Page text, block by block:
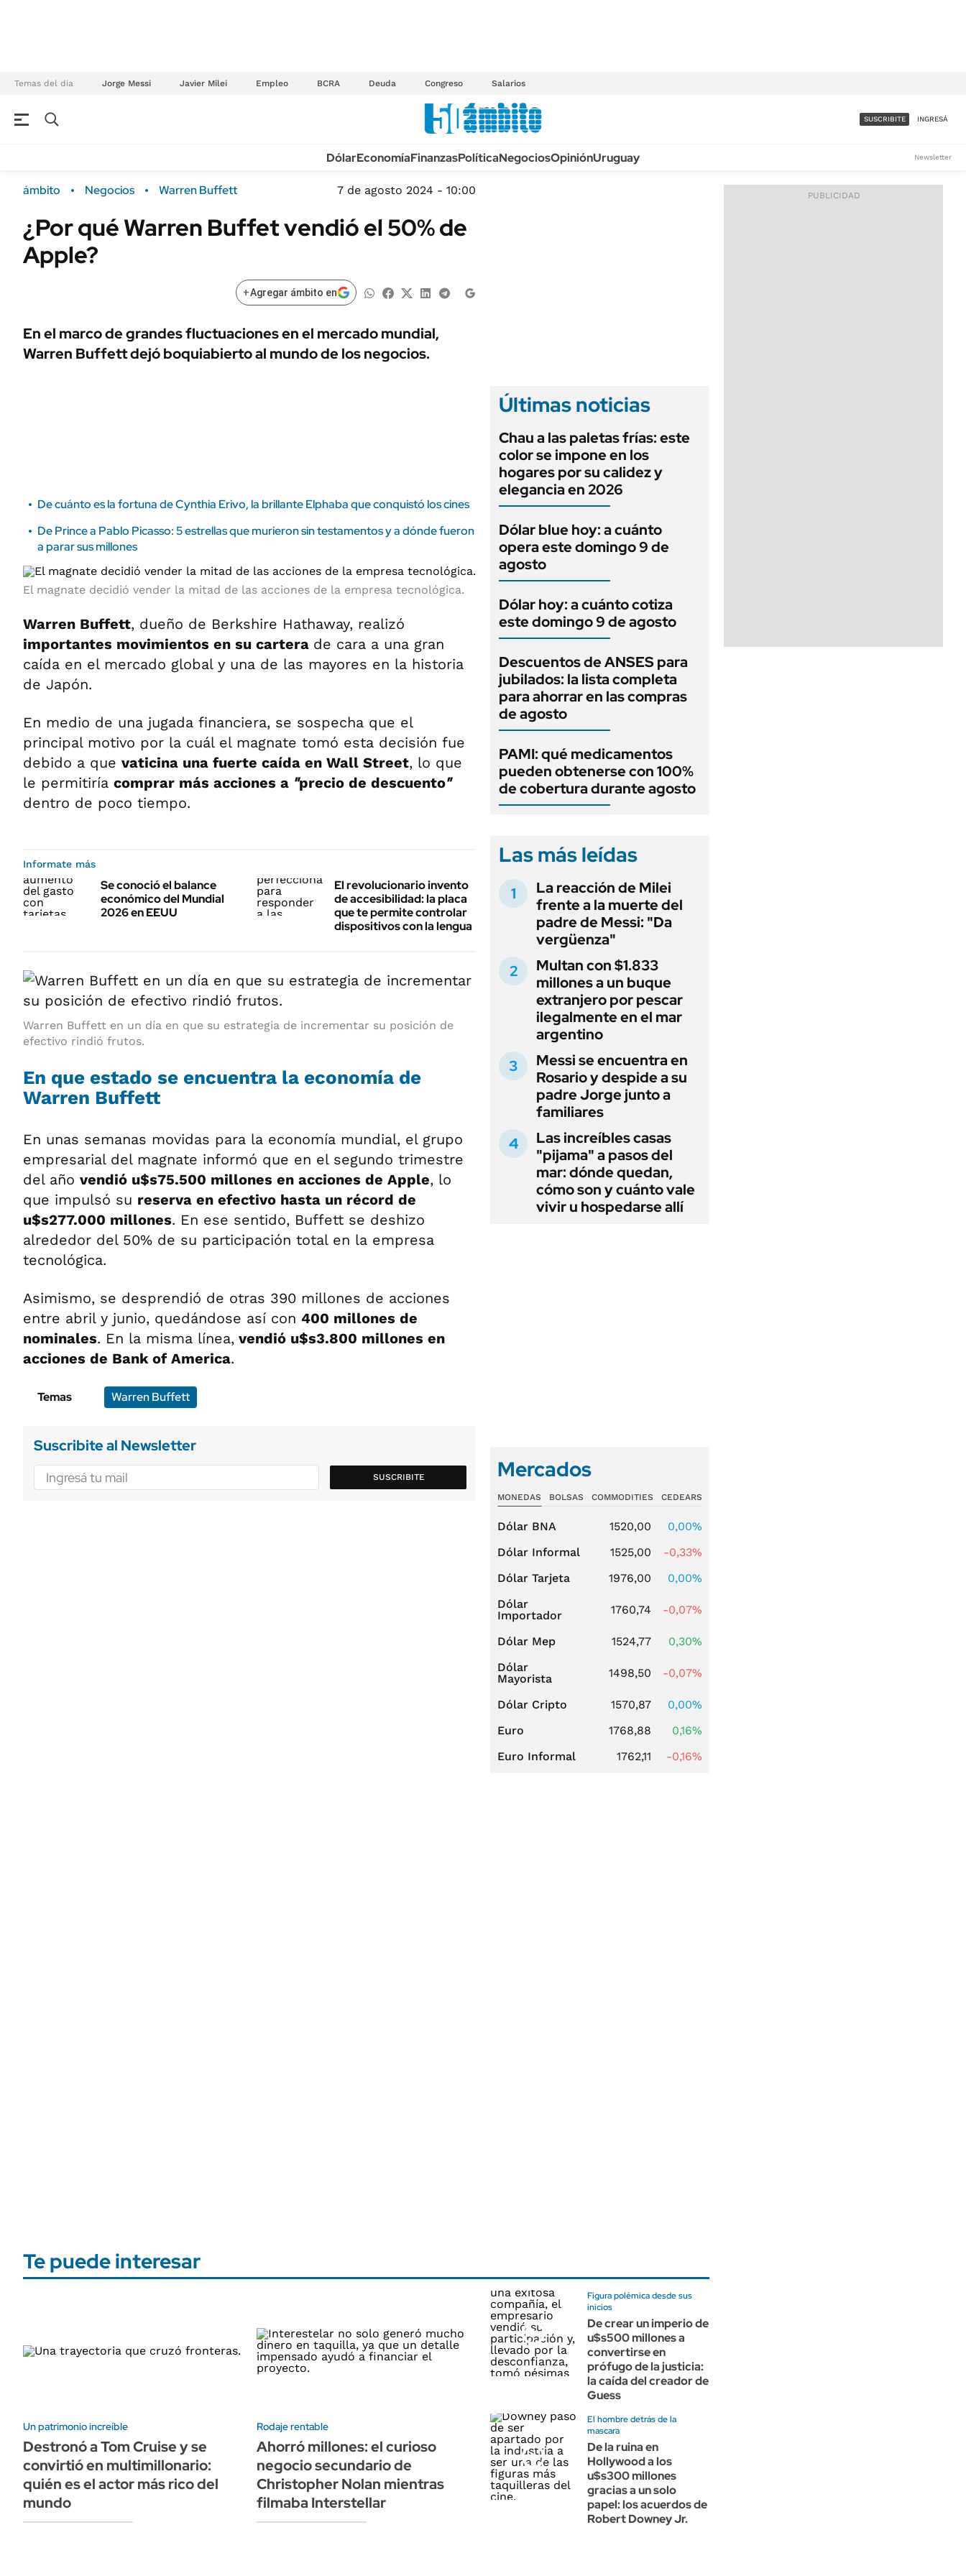
Temas del día Jorge Messi Javier Milei Empleo BCRA Deuda Congreso Salarios
Campo
FINANZAS
ÁMBITO DEBATE
MEDIAKIT AMBITO DEBATE
Sustentabilidad
POLÍTICA
TECNOLOGÍA
MÉXICO
MUNDO
LIFESTYLE
AUTOS
ACCESO FULL - $1.800/MES
SUSCRIBITE INGRESÁ
DólarEconomíaFinanzasPolíticaNegociosOpiniónUruguay Newsletter
ámbito Negocios Warren Buffett 7 de agosto 2024 - 10:00
¿Por qué Warren Buffet vendió el 50% de
Apple?
+Agregar ámbito en
En el marco de grandes fluctuaciones en el mercado mundial,
Warren Buffett dejó boquiabierto al mundo de los negocios.
De cuánto es la fortuna de Cynthia Erivo, la brillante Elphaba que conquistó los cines
De Prince a Pablo Picasso: 5 estrellas que murieron sin testamentos y a dónde fueron
a parar sus millones
El magnate decidió vender la mitad de las acciones de la empresa tecnológica.
Warren Buffett, dueño de Berkshire Hathaway, realizó
importantes movimientos en su cartera de cara a una gran
caída en el mercado global y una de las mayores en la historia
de Japón.
En medio de una jugada financiera, se sospecha que el
principal motivo por la cuál el magnate tomó esta decisión fue
debido a que vaticina una fuerte caída en Wall Street, lo que
le permitiría comprar más acciones a "precio de descuento"
dentro de poco tiempo.
Informate más
Se conoció el balance
económico del Mundial
2026 en EEUU
El revolucionario invento
de accesibilidad: la placa
que te permite controlar
dispositivos con la lengua
Warren Buffett en un día en que su estrategia de incrementar su posición de
efectivo rindió frutos.
En que estado se encuentra la economía de
Warren Buffett
En unas semanas movidas para la economía mundial, el grupo
empresarial del magnate informó que en el segundo trimestre
del año vendió u$s75.500 millones en acciones de Apple, lo
que impulsó su reserva en efectivo hasta un récord de
u$s277.000 millones. En ese sentido, Buffett se deshizo
alrededor del 50% de su participación total en la empresa
tecnológica.
Asimismo, se desprendió de otras 390 millones de acciones
entre abril y junio, quedándose así con 400 millones de
nominales. En la misma línea, vendió u$s3.800 millones en
acciones de Bank of America.
Temas Warren Buffett
Suscribite al Newsletter
SUSCRIBITE
Últimas noticias
Chau a las paletas frías: este
color se impone en los
hogares por su calidez y
elegancia en 2026
Dólar blue hoy: a cuánto
opera este domingo 9 de
agosto
Dólar hoy: a cuánto cotiza
este domingo 9 de agosto
Descuentos de ANSES para
jubilados: la lista completa
para ahorrar en las compras
de agosto
PAMI: qué medicamentos
pueden obtenerse con 100%
de cobertura durante agosto
Las más leídas
La reacción de Milei
frente a la muerte del
padre de Messi: "Da
vergüenza"
Multan con $1.833
millones a un buque
extranjero por pescar
ilegalmente en el mar
argentino
Messi se encuentra en
Rosario y despide a su
padre Jorge junto a
familiares
Las increíbles casas
"pijama" a pasos del
mar: dónde quedan,
cómo son y cuánto vale
vivir u hospedarse allí
Mercados
MONEDAS BOLSAS COMMODITIES CEDEARS
Dólar BNA 1520,00
0,00%
Dólar Informal
1525,00
-0,33%
Dólar Tarjeta
1976,00
0,00%
Dólar
Importador
1760,74 -0,07%
Dólar Mep 1524,77
0,30%
Dólar
Mayorista
1498,50 -0,07%
Dólar Cripto 1570,87
0,00%
Euro
1768,88
0,16%
Euro Informal
1762,11 -0,16%
Te puede interesar
Un patrimonio increíble
Destronó a Tom Cruise y se
convirtió en multimillonario:
quién es el actor más rico del
mundo
Rodaje rentable
Ahorró millones: el curioso
negocio secundario de
Christopher Nolan mientras
filmaba Interstellar
Figura polémica desde sus
inicios
De crear un imperio de
u$s500 millones a
convertirse en
prófugo de la justicia:
la caída del creador de
Guess
El hombre detrás de la
mascara
De la ruina en
Hollywood a los
u$s300 millones
gracias a un solo
papel: los acuerdos de
Robert Downey Jr.